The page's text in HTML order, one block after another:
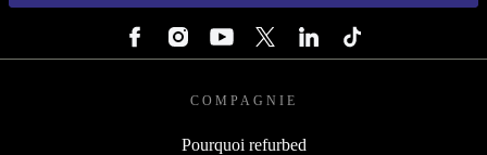
COMPAGNIE
Pourquoi refurbed